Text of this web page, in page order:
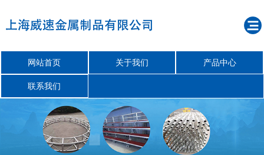
网站首页 关于我们 产品中心
联系我们